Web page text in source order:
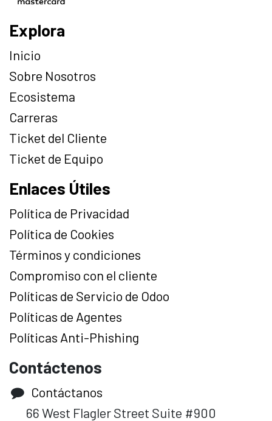
Explora
Inicio
Sobre Nosotros
Ecosistema
Carreras
Ticket del Cliente
Ticket de Equipo
Enlaces Útiles
Política de Privacidad
Política de Cookies
Términos y condiciones
Compromiso con el cliente
Políticas de Servicio de Odoo
Políticas de Agentes
Políticas Anti-Phishing
Contáctenos
Contáctanos
66 West Flagler Street Suite #900